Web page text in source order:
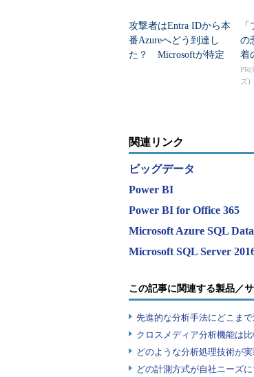
さらに、この“ビッグデ
が、Power BIのフリー
「フリーミアム（
でなくても使える無償の
Server、Access、Oracle
SharePoint Server、
ざまなデータソースに保
マッピングなどの形態で
ーションだけでなく、「
攻撃者はEntra IDから本
番Azureへどう到達し
た？ Microsoftが特定
の
着
ズ)
関連リンク
ビッグデータ
Power BI
Power BI for Office 365
Microsoft Azure SQL
Microsoft SQL Server
この記事に関連する製品／
先進的な分析手法にどこま
クロスメディア分析機能は
どのような分析処理技術が
どの計測方式が自社ニーズ